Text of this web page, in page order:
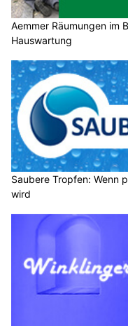
Aemmer Räumungen im
Hauswartung
Saubere Tropfen: Wenn
wird